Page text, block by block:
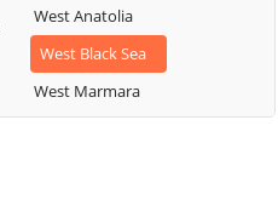
West Anatolia
West Black Sea
West Marmara